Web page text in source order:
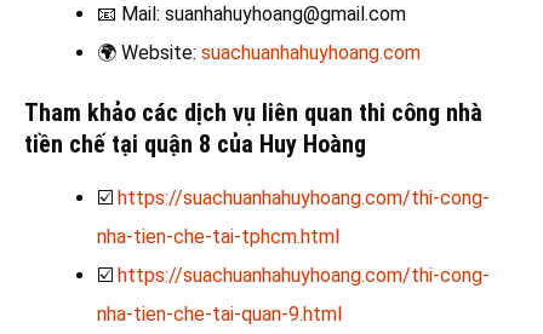
📧 Mail: suanhahuyhoang@gmail.com
🌍 Website: suachuanhahuyhoang.com
Tham khảo các dịch vụ liên quan thi công nhà
tiền chế tại quận 8 của Huy Hoàng
☑️ https://suachuanhahuyhoang.com/thi-cong-
nha-tien-che-tai-tphcm.html
☑️ https://suachuanhahuyhoang.com/thi-cong-
nha-tien-che-tai-quan-9.html